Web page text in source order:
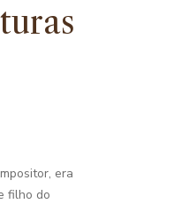
era
filho do